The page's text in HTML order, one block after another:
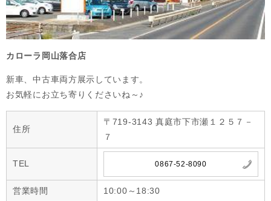
カローラ岡山落合店
新車、中古車両方展示しています。
お気軽にお立ち寄りくださいね～♪
住所
〒719-3143 真庭市下市瀬１２５７－
７
TEL 0867-52-8090
営業時間 10:00～18:30